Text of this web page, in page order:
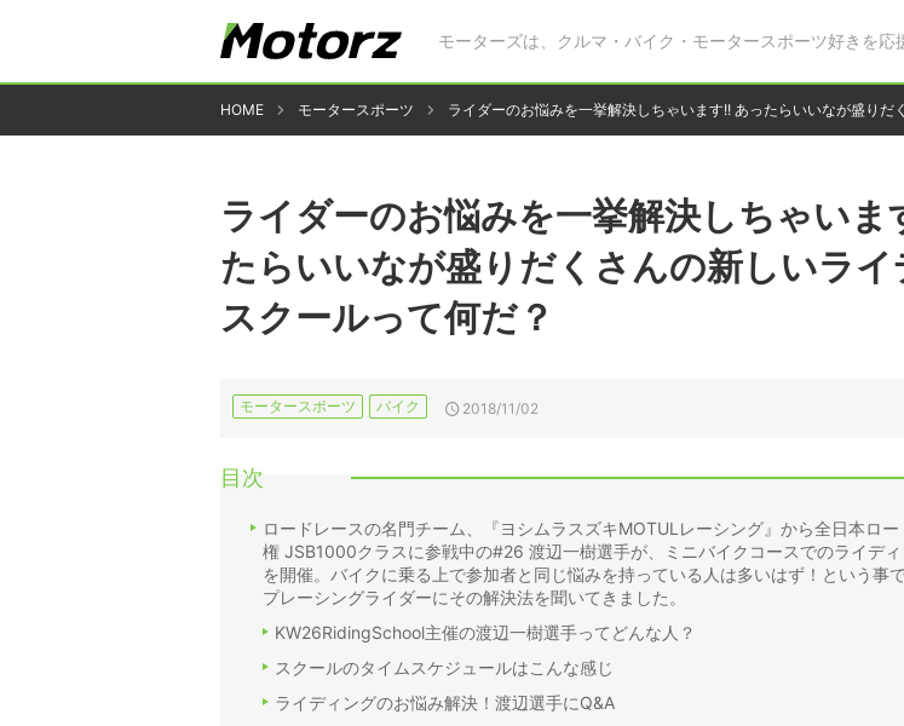
モーターズは、クルマ・バイク・モータースポーツ好きを応
HOME モータースポーツ ライダーのお悩みを一挙解決しちゃいます!! あったらいいなが盛りだ
ライダーのお悩みを一挙解決しちゃいま
たらいいなが盛りだくさんの新しいラ
スクールって何だ？
モータースポーツ バイク 2018/11/02
目次
ロードレースの名門チーム、『ヨシムラスズキMOTULレーシング』から全日本ロ
権 JSB1000クラスに参戦中の#26 渡辺一樹選手が、ミニバイクコースでのライデ
を開催。バイクに乗る上で参加者と同じ悩みを持っている人は多いはず！という事
プレーシングライダーにその解決法を聞いてきました。
KW26RidingSchool主催の渡辺一樹選手ってどんな人？
スクールのタイムスケジュールはこんな感じ
ライディングのお悩み解決！渡辺選手にQ&A